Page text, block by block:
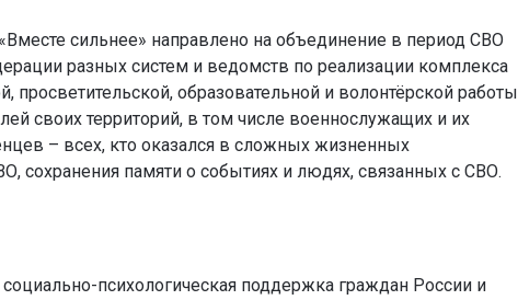
сильнее» направлено на объединение в период СВО
разных систем и ведомств по реализации комплекса
просветительской, образовательной и волонтёрской работы
своих территорий, в том числе военнослужащих и их
– всех, кто оказался в сложных жизненных
сохранения памяти о событиях и людях, связанных с СВО.
психологическая поддержка граждан России и